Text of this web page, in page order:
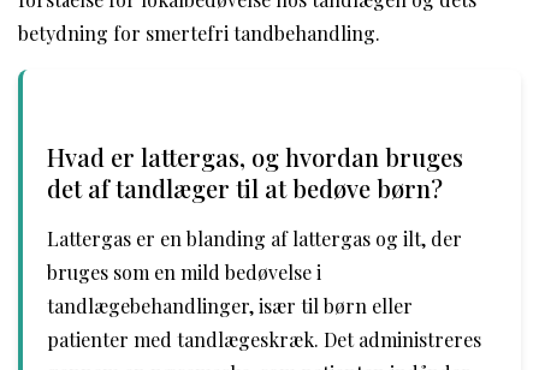
betydning for smertefri tandbehandling.
Hvad er lattergas, og hvordan bruges
det af tandlæger til at bedøve børn?
Lattergas er en blanding af lattergas og ilt, der
bruges som en mild bedøvelse i
tandlægebehandlinger, især til børn eller
patienter med tandlægeskræk. Det administreres